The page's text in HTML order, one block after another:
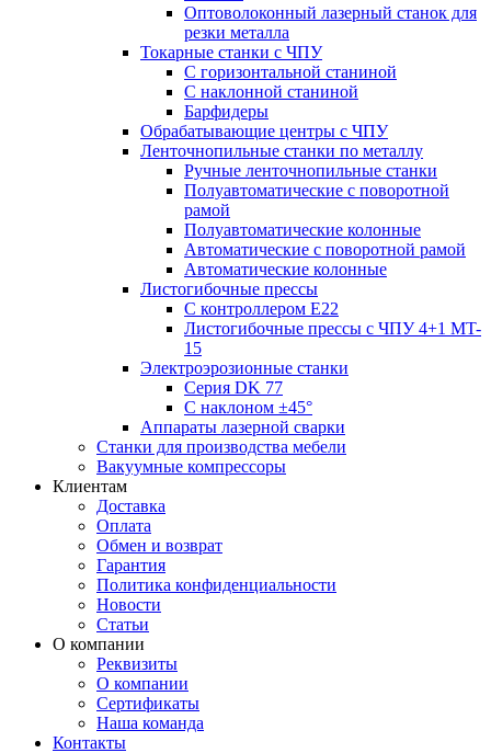
Оптоволоконный лазерный станок для
резки металла
Токарные станки с ЧПУ
С горизонтальной станиной
С наклонной станиной
Барфидеры
Обрабатывающие центры с ЧПУ
Ленточнопильные станки по металлу
Ручные ленточнопильные станки
Полуавтоматические с поворотной
рамой
Полуавтоматические колонные
Автоматические с поворотной рамой
Автоматические колонные
Листогибочные прессы
С контроллером E22
Листогибочные прессы с ЧПУ 4+1 MT-
15
Электроэрозионные станки
Серия DK 77
С наклоном ±45°
Аппараты лазерной сварки
Станки для производства мебели
Вакуумные компрессоры
Клиентам
Доставка
Оплата
Обмен и возврат
Гарантия
Политика конфиденциальности
Новости
Статьи
О компании
Реквизиты
О компании
Сертификаты
Наша команда
Контакты